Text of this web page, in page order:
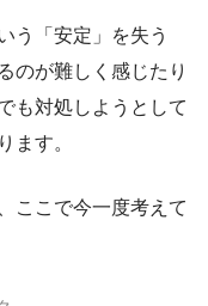
う「安定」を失う
のが難しく感じたり
も対処しようとして
ます。
ここで今一度考えて